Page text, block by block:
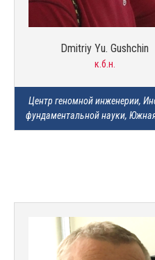
Dmitriy Yu. Gushchin
к.б.н.
Центр геномной инженерии,
фундаментальной науки,